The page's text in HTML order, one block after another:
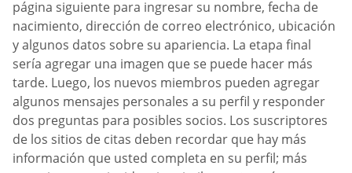
página siguiente para ingresar su nombre, fecha de
nacimiento, dirección de correo electrónico, ubicación
y algunos datos sobre su apariencia. La etapa final
sería agregar una imagen que se puede hacer más
tarde. Luego, los nuevos miembros pueden agregar
algunos mensajes personales a su perfil y responder
dos preguntas para posibles socios. Los suscriptores
de los sitios de citas deben recordar que hay más
información que usted completa en su perfil; más